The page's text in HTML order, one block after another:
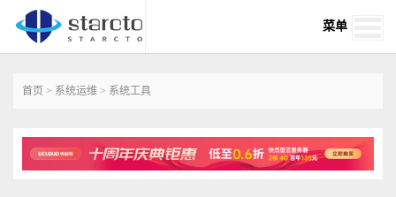
菜单
首页 > 系统运维 > 系统工具